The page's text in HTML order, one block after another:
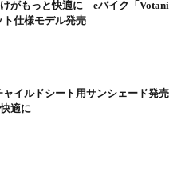
がもっと快適に eバイク「Votani
仕様モデル発売
イルドシート用サンシェード発売
適に